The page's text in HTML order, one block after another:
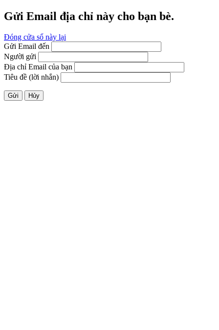
Gửi Email địa chỉ này cho bạn bè.
Đóng cửa sổ này lại
Gửi Email đến
Người gửi
Địa chỉ Email của bạn
Tiêu đề (lời nhắn)
Gửi Hủy